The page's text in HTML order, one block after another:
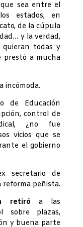
sea entre el
estados, en
de la cúpula
y la verdad,
todas y
prestó a mucha
incómoda.
de Educación
control de
¿no fue
vicios que se
el gobierno
secretario de
reforma peñista.
retiró a las
sobre plazas,
y buena parte